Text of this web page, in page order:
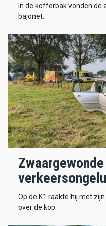
In de kofferbak vonden de
bajonet.
Op de K1 raakte hij met
over de kop.